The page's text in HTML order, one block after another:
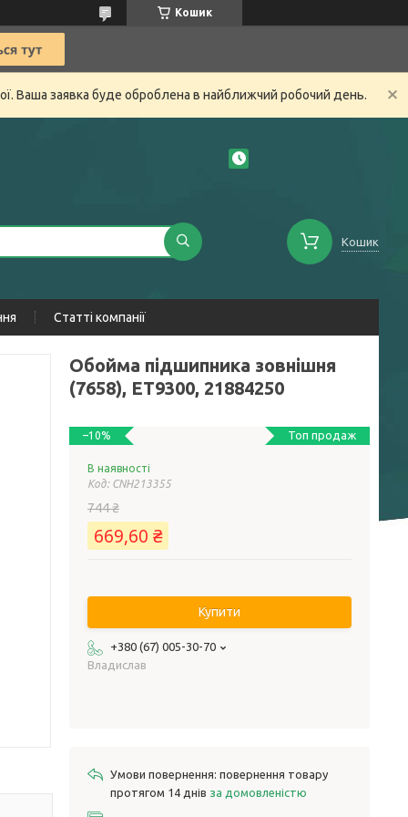
Кошик
Ваша заявка буде оброблена в найближчий робочий день.
Кошик
Статті компанії
Обойма підшипника зовнішня
(7658), ET9300, 21884250
Топ продаж
–10%
В наявності
Код: CNH213355
744 ₴
669,60 ₴
Купити
+380 (67) 005-30-70
Владислав
повернення товару
протягом 14 днів за домовленістю